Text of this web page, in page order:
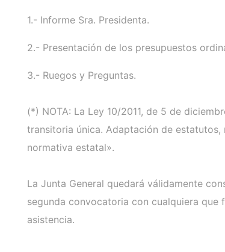
1.- Informe Sra. Presidenta.
2.- Presentación de los presupuestos
3.- Ruegos y Preguntas.
(*) NOTA: La Ley 10/2011, de 5 de
transitoria única. Adaptación de
normativa estatal».
La Junta General quedará válidamente
segunda convocatoria con cualquiera que
asistencia.